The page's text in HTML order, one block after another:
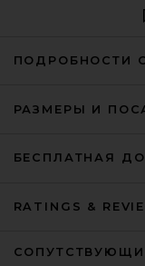
ПОДРОБНОСТИ
РАЗМЕРЫ И
БЕСПЛАТНАЯ
RATINGS &